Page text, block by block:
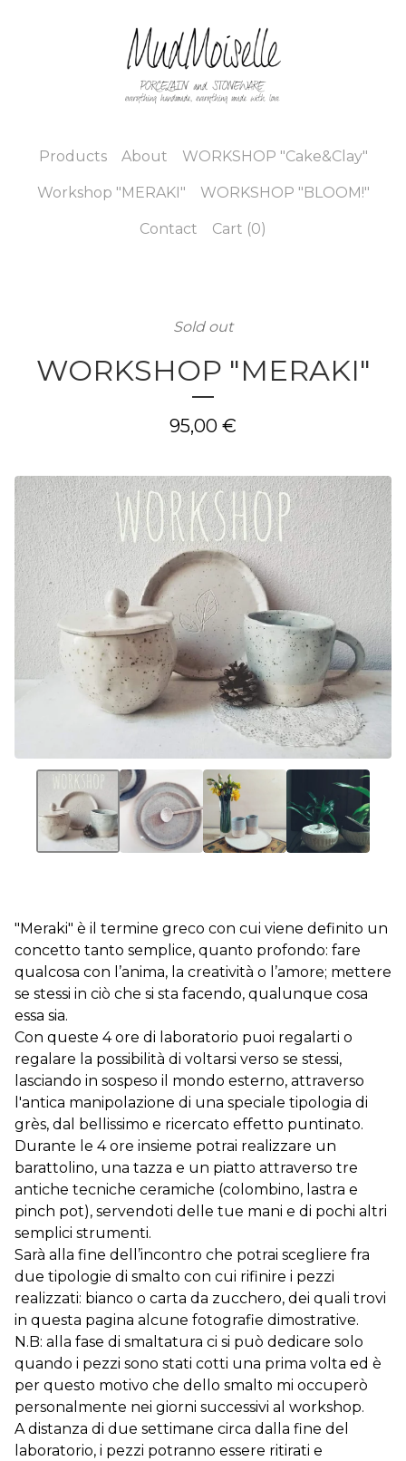
Products About WORKSHOP "Cake&Clay"
Workshop "MERAKI" WORKSHOP "BLOOM!"
Contact Cart (0)
Sold out
WORKSHOP "MERAKI"
95,00 €
"Meraki" è il termine greco con cui viene definito un
concetto tanto semplice, quanto profondo: fare
qualcosa con l’anima, la creatività o l’amore; mettere
se stessi in ciò che si sta facendo, qualunque cosa
essa sia.
Con queste 4 ore di laboratorio puoi regalarti o
regalare la possibilità di voltarsi verso se stessi,
lasciando in sospeso il mondo esterno, attraverso
l'antica manipolazione di una speciale tipologia di
grès, dal bellissimo e ricercato effetto puntinato.
Durante le 4 ore insieme potrai realizzare un
barattolino, una tazza e un piatto attraverso tre
antiche tecniche ceramiche (colombino, lastra e
pinch pot), servendoti delle tue mani e di pochi altri
semplici strumenti.
Sarà alla fine dell’incontro che potrai scegliere fra
due tipologie di smalto con cui rifinire i pezzi
realizzati: bianco o carta da zucchero, dei quali trovi
in questa pagina alcune fotografie dimostrative.
N.B: alla fase di smaltatura ci si può dedicare solo
quando i pezzi sono stati cotti una prima volta ed è
per questo motivo che dello smalto mi occuperò
personalmente nei giorni successivi al workshop.
A distanza di due settimane circa dalla fine del
laboratorio, i pezzi potranno essere ritirati e